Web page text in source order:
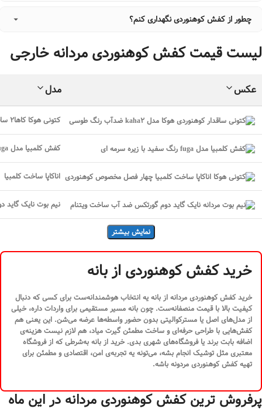
تعویض سایز داریم و پشتیبانی کامل می‌کنیم تا خیالت راحت باشه.
چطور از کفش کوهنوردی نگهداری کنم؟
فضای باز یا جعبه‌ای با تهویه نگهش دار. این کار باعث می‌شه عمر
لیست قیمت کفش کوهنوردی مردانه خارجی
عکس مدل
کتونی هوکا کاها2 ساقدار ضدآب طوسی
کفش کلمبیا مدل fuga رنگ سفید با زیره سرمه ای
اناکاپا ساخت کلمبیا
نیم بوت نایک گاید
نمایش بیشتر
خرید کفش کوهنوردی از بانه
خرید کفش کوهنوردی مردانه از بانه یه انتخاب هوشمندانه‌ست برای کسی که دنبال
کیفیت بالا با قیمت منصفانه‌ست. چون بانه مسیر مستقیمی برای واردات داره، خیلی
از مدل‌های اصل یا مسترکوالیتی بدون حضور واسطه‌ها عرضه می‌شن. این یعنی هم
کفش‌هایی با طراحی حرفه‌ای و ساخت مطمئن گیرت میاد، هم لازم نیست هزینه‌ی
اضافه بابت برند یا فروشگاه‌های شهری بدی. خرید از بانه به‌شرطی که از فروشگاه
معتبری مثل توشیک انجام بشه، می‌تونه یه تجربه‌ی امن، اقتصادی و مطمئن برای
تهیه کفش کوهنوردی مردونه باشه.
پرفروش ترین کفش کوهنوردی مردانه در این ماه